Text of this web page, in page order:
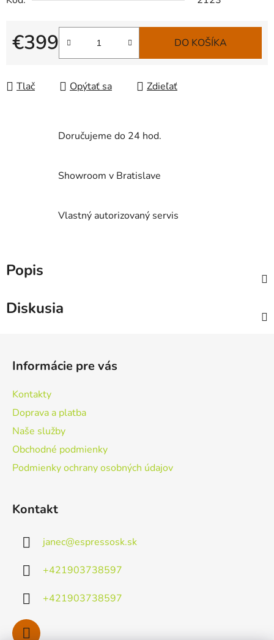
€399
Jednotková cena:
DO KOŠÍKA
Tlač Opýtať sa Zdieľať
Doručujeme do 24 hod.
Showroom v Bratislave
Vlastný autorizovaný servis
Popis
Diskusia
Informácie pre vás
Kontakty
Doprava a platba
Naše služby
Obchodné podmienky
Podmienky ochrany osobných údajov
Kontakt
janec@espressosk.sk
+421903738597
+421903738597